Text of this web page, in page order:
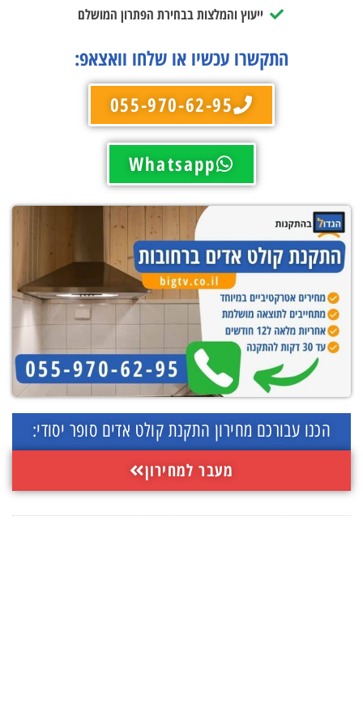
ייעוץ והמלצות בבחירת הפתרון המושלם
התקשרו עכשיו או שלחו וואצאפ:
055-970-62-95
Whatsapp
הכנו עבורכם מחירון התקנת קולט אדים סופר יסודי:
מעבר למחירון